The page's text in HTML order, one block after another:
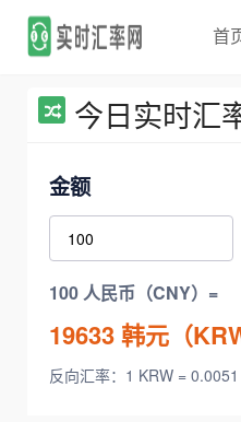
首
今日实时汇
金额
100 人民币（CNY）=
19633韩元（
反向汇率：1 KRW =